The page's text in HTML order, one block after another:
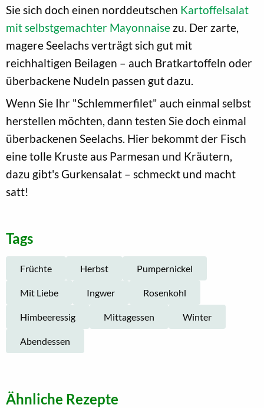
Sie sich doch einen norddeutschen Kartoffelsalat
mit selbstgemachter Mayonnaise zu. Der zarte,
magere Seelachs verträgt sich gut mit
reichhaltigen Beilagen – auch Bratkartoffeln oder
überbackene Nudeln passen gut dazu.
Wenn Sie Ihr "Schlemmerfilet" auch einmal selbst
herstellen möchten, dann testen Sie doch einmal
überbackenen Seelachs. Hier bekommt der Fisch
eine tolle Kruste aus Parmesan und Kräutern,
dazu gibt's Gurkensalat – schmeckt und macht
satt!
Tags
Früchte Herbst Pumpernickel
Mit Liebe Ingwer Rosenkohl
Himbeeressig Mittagessen Winter
Abendessen
Ähnliche Rezepte